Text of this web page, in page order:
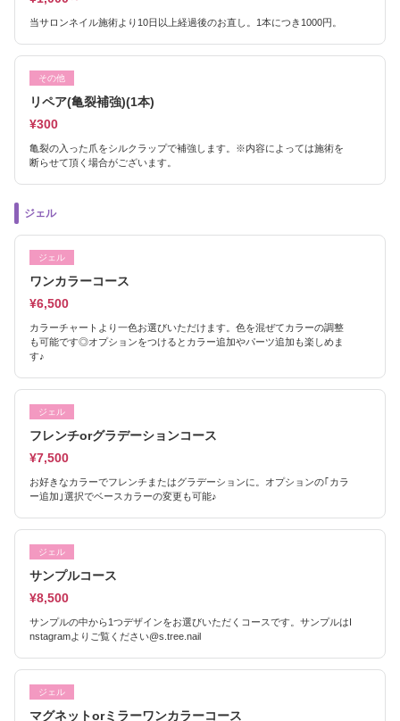
当サロンネイル施術より10日以上経過後のお直し。1本につき1000円。
その他
リペア(亀裂補強)(1本)
¥300
亀裂の入った爪をシルクラップで補強します。※内容によっては施術を
断らせて頂く場合がございます。
ジェル
ジェル
ワンカラーコース
¥6,500
カラーチャートより一色お選びいただけます。色を混ぜてカラーの調整
も可能です◎オプションをつけるとカラー追加やパーツ追加も楽しめま
す♪
ジェル
フレンチorグラデーションコース
¥7,500
お好きなカラーでフレンチまたはグラデーションに。オプションの｢カラ
ー追加｣選択でベースカラーの変更も可能♪
ジェル
サンプルコース
¥8,500
サンプルの中から1つデザインをお選びいただくコースです。サンプルはI
nstagramよりご覧ください@s.tree.nail
ジェル
マグネットorミラーワンカラーコース